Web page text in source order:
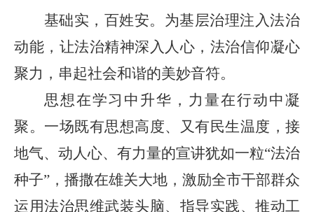
基础实，百姓安。为基层治理注入法治
动能，让法治精神深入人心，法治信仰凝心
聚力，串起社会和谐的美妙音符。
思想在学习中升华，力量在行动中凝
聚。一场既有思想高度、又有民生温度，接
地气、动人心、有力量的宣讲犹如一粒“法治
种子” ，播撒在雄关大地，激励全市干部群众
运用法治思维武装头脑、指导实践、推动工